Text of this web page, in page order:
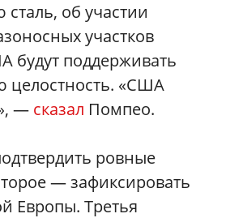
об участии
участков
будут поддерживать
целостность. «США
— сказал Помпео.
ровные
— зафиксировать
Европы. Третья